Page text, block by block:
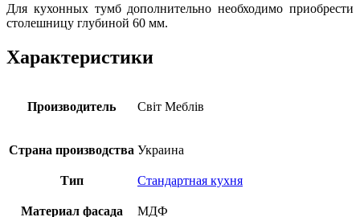
Для кухонных тумб дополнительно необходимо приобрести
столешницу глубиной 60 мм.
Характеристики
Производитель Свiт Меблiв
Страна производства Украина
Тип Стандартная кухня
Материал фасада МДФ